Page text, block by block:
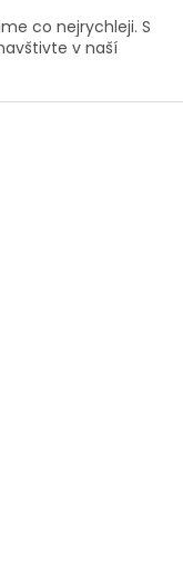
co nejrychleji. S
v naší